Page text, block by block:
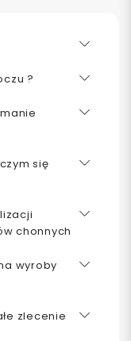
?
się
chonnych
wyroby
zlecenie